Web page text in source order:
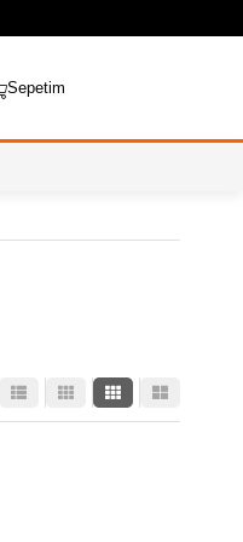
Sepetim